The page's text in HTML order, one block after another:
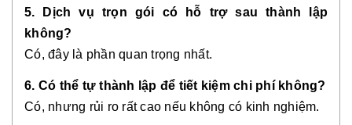
5. Dịch vụ trọn gói có hỗ trợ sau thành lập
không?
Có, đây là phần quan trọng nhất.
6. Có thể tự thành lập để tiết kiệm chi phí không?
Có, nhưng rủi ro rất cao nếu không có kinh nghiệm.